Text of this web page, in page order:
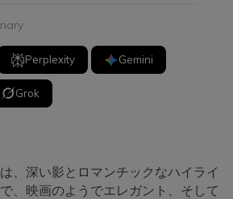
Perplexity Gemini
Grok
、深い影とロマンチックなハイライ
、映画のようでエレガント、そして